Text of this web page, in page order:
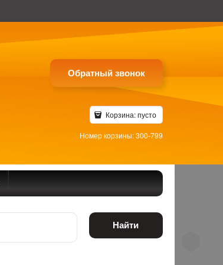
Обратный звонок
Корзина:пусто
Номер корзины: 300-799
Найти